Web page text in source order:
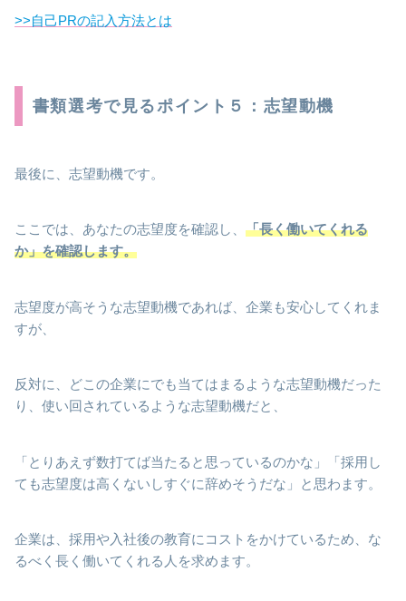
>>自己PRの記入方法とは
書類選考で見るポイント５：志望動機
最後に、志望動機です。
ここでは、あなたの志望度を確認し、 「長く働いてくれる
か」を確認します。
志望度が高そうな志望動機であれば、企業も安心してくれま
すが、
反対に、どこの企業にでも当てはまるような志望動機だった
り、使い回されているような志望動機だと、
「とりあえず数打てば当たると思っているのかな」「採用し
ても志望度は高くないしすぐに辞めそうだな」と思わます。
企業は、採用や入社後の教育にコストをかけているため、な
るべく長く働いてくれる人を求めます。